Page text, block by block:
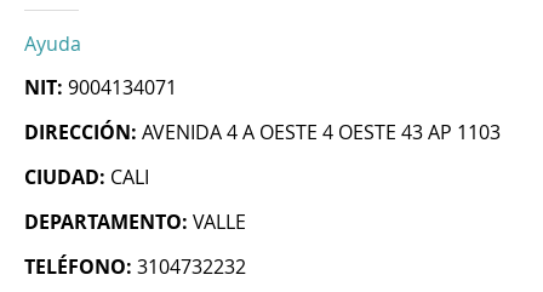
Ayuda
NIT: 9004134071
DIRECCIÓN: AVENIDA 4 A OESTE 4 OESTE 43 AP 1103
CIUDAD: CALI
DEPARTAMENTO: VALLE
TELÉFONO: 3104732232